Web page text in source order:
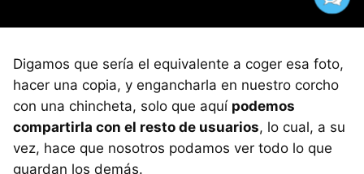
Digamos que sería el equivalente a coger esa foto,
hacer una copia, y engancharla en nuestro corcho
con una chincheta, solo que aquí podemos
compartirla con el resto de usuarios, lo cual, a su
vez, hace que nosotros podamos ver todo lo que
guardan los demás.